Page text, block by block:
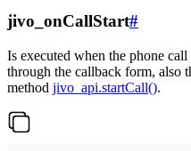
jivo_onCallStart#
Is executed when the phone
through the callback form, also
method jivo_api.startCall().